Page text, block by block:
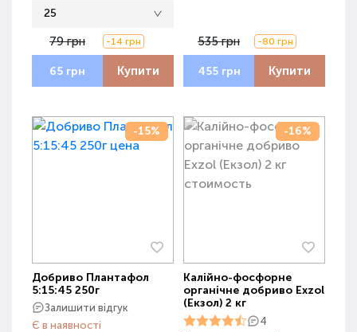
25
79 грн -14 грн
65 грн Купити
535 грн -80 грн
455 грн Купити
-15%
Добриво Плантафол
5:15:45 250г
Залишити відгук
Є в наявності
-16%
Калійно-фосфорне
органічне добриво Exzol
(Екзол) 2 кг
4